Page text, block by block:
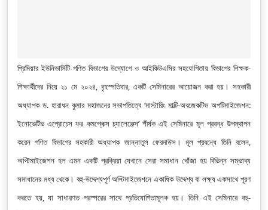
প্রিমিয়ার ইউনিভার্সিটি গণিত বিভাগের উদ্যোগে ও আইকিউএসির সহযোগিতায় বিভাগের শিক্ষক-
শিক্ষার্থীদের নিয়ে ২১ মে ২০২৪, বৃহস্পতিবার, একটি সেমিনারের আয়োজন করা হয়। সহকারী
অধ্যাপক ড. হারাধন কুমার মহাজনের সভাপতিত্বে ‘মাস্টারিং মাল্টি-অবজেকটিভ অপটিমাইজেশন:
ইনোভেটিভ এপ্রোচেস ফর কমপ্লেক্স চ্যালেঞ্জেস’ শীর্ষক এই সেমিনারে মূল প্রবন্ধ উপস্থাপন
করেন গণিত বিভাগের সহকারী অধ্যাপক জান্নাতুল ফেরদাউস। মূল প্রবন্ধে তিনি বলেন,
অপ্টিমাইজেশন হল এমন একটি প্রক্রিয়া যেখানে সেরা সমাধান খোঁজা হয় বিভিন্ন সম্ভাব্য
সমাধানের মধ্য থেকে। বহু-উদ্দেশ্যপূর্ণ অপ্টিমাইজেশনে একাধিক উদ্দেশ্য বা লক্ষ্য একসাথে পূরণ
করতে হয়, যা সাধারণত পরস্পরের সাথে প্রতিযোগিতামূলক হয়। তিনি এই সেমিনারে বহু-